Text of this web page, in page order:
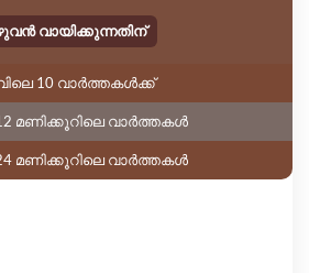
വായിക്കുന്നതിന്
10 വാർത്തകൾക്ക്
മണിക്കൂറിലെ വാർത്തകൾ
മണിക്കൂറിലെ വാർത്തകൾ